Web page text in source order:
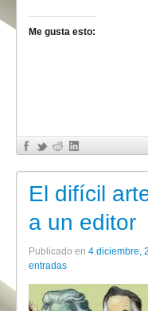
Me gusta esto:
El difícil
a un editor
Publicado en 4 diciembre,
entradas